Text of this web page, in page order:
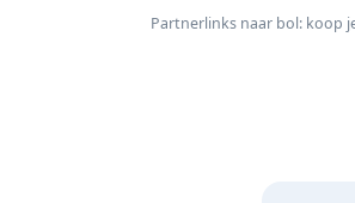
Kraamcadeau - Octopus
Partnerlinks naar bol: koop